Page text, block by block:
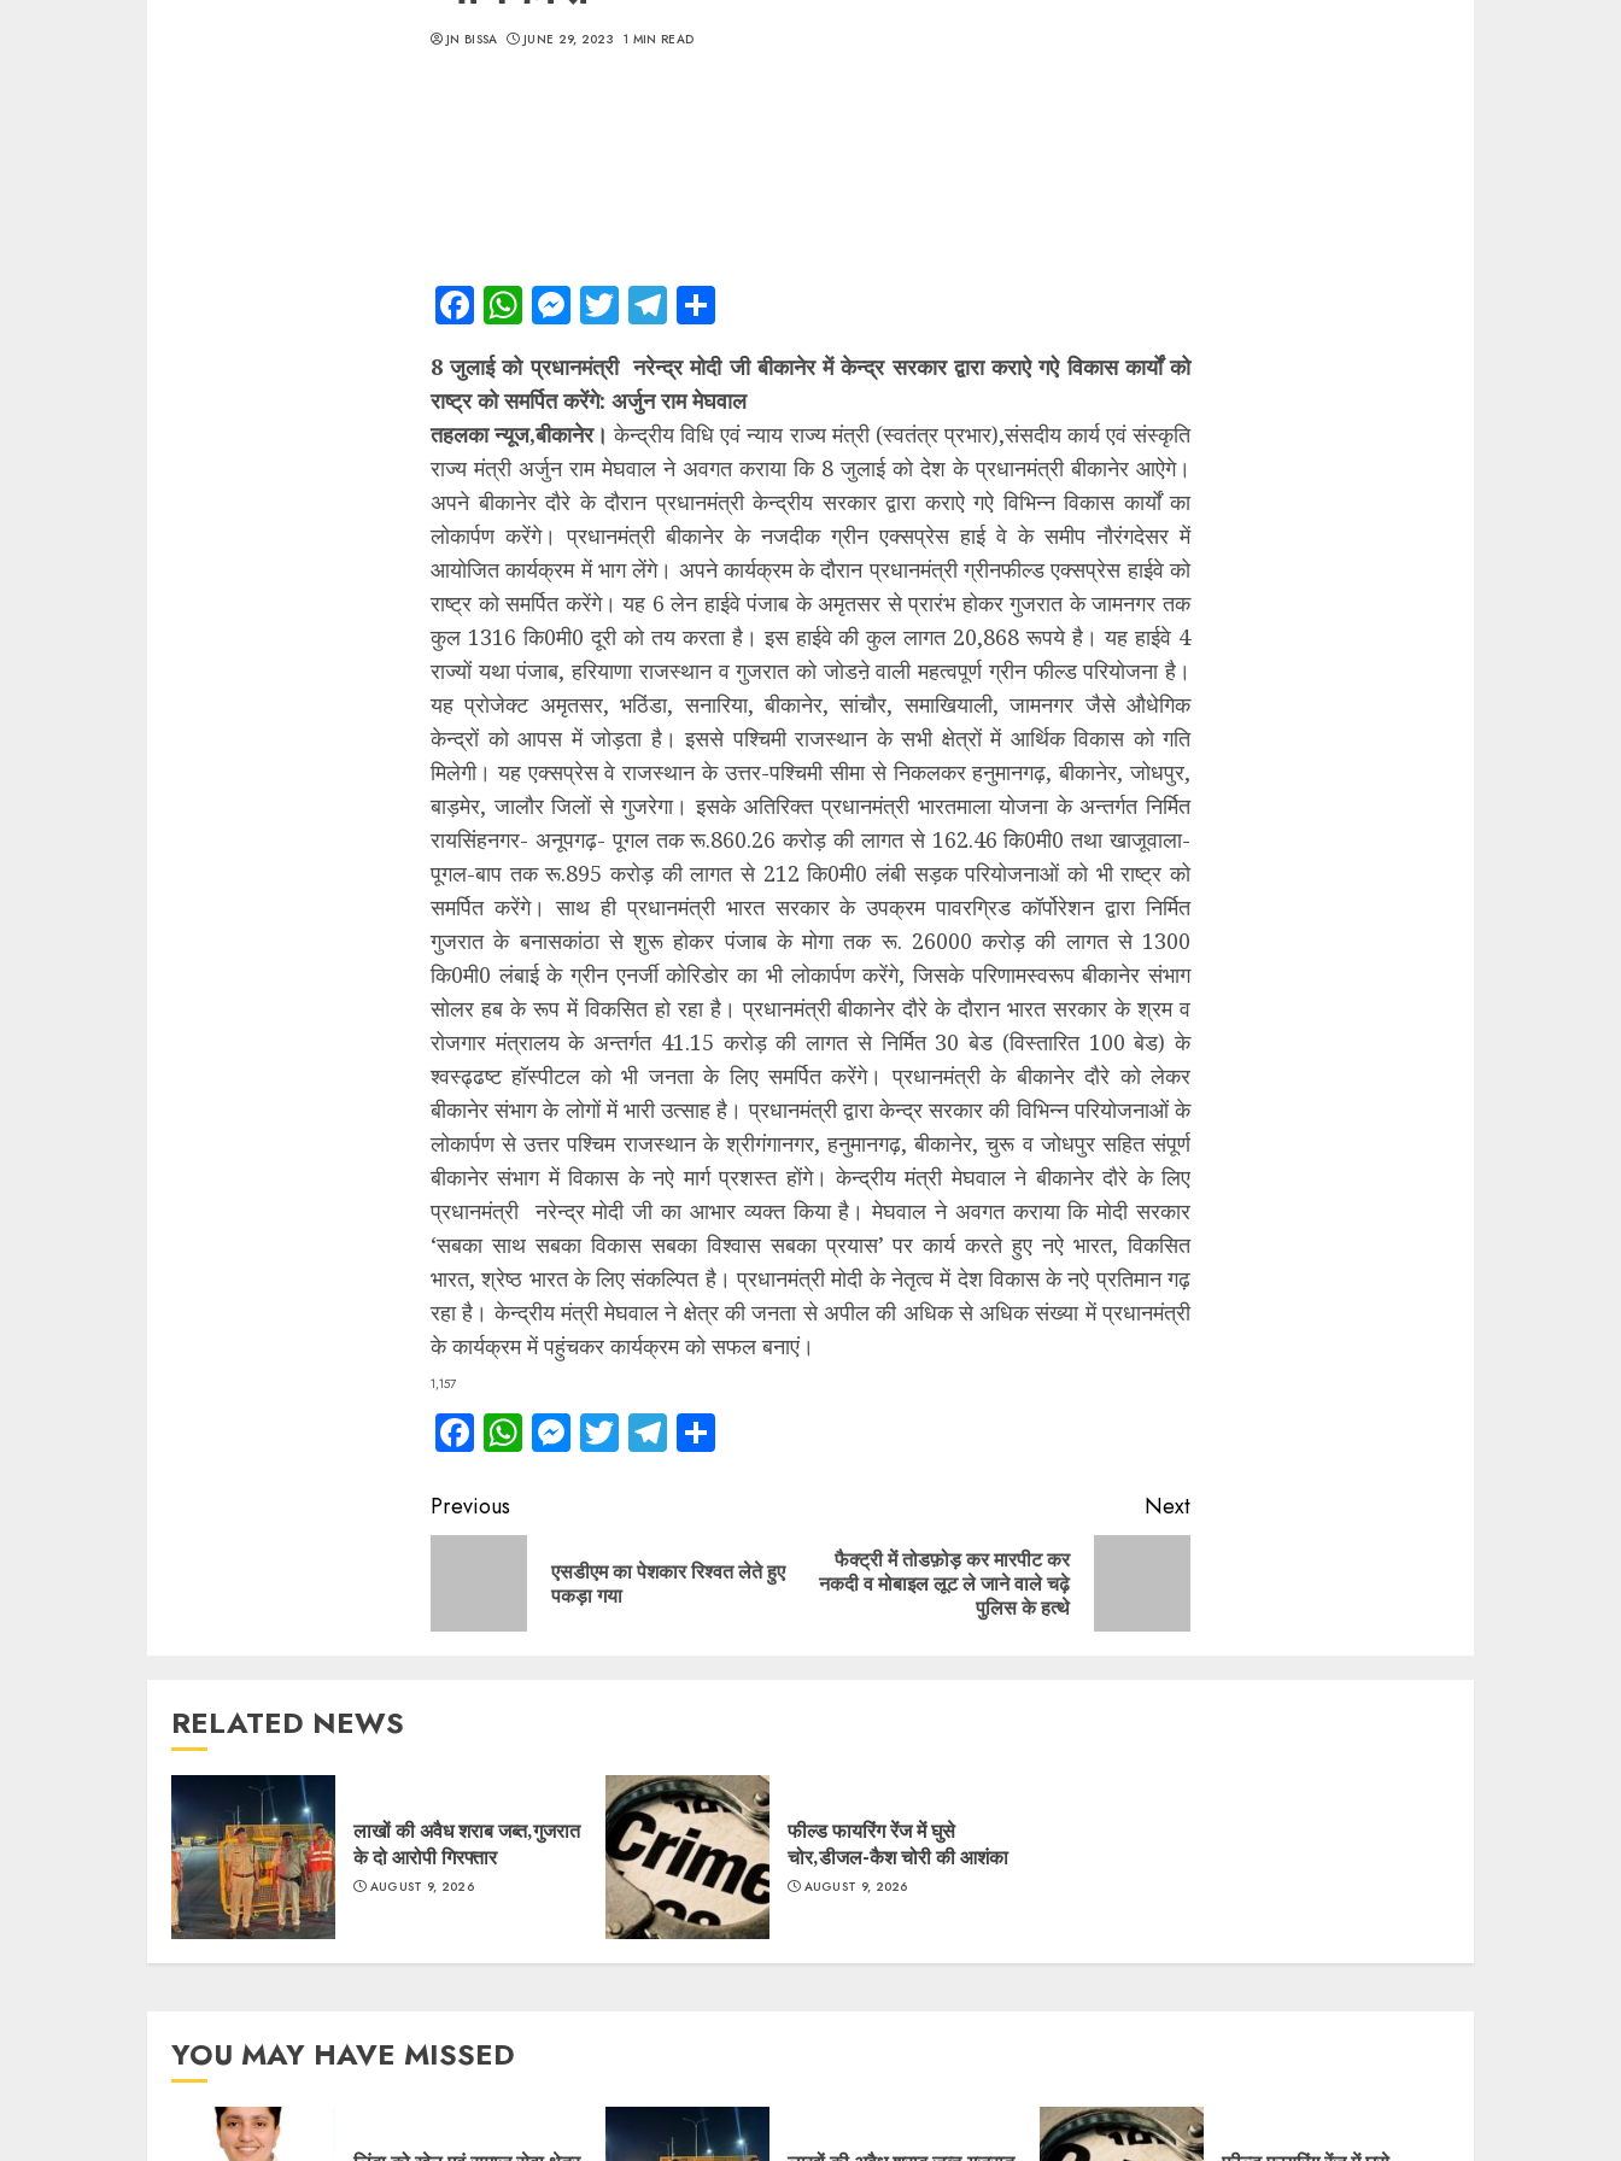
JN BISSA JUNE 29, 2023 1 MIN READ
Facebook
WhatsApp
Messenger
TwitterTelegram
8 जुलाई को प्रधानमंत्री नरेन्द्र मोदी जी बीकानेर में केन्द्र सरकार द्वारा कराऐ गऐ विकास कार्यों को
राष्ट्र को समर्पित करेंगे: अर्जुन राम मेघवाल
तहलका न्यूज,बीकानेर। केन्द्रीय विधि एवं न्याय राज्य मंत्री (स्वतंत्र प्रभार),संसदीय कार्य एवं संस्कृति
राज्य मंत्री अर्जुन राम मेघवाल ने अवगत कराया कि 8 जुलाई को देश के प्रधानमंत्री बीकानेर आऐगे।
अपने बीकानेर दौरे के दौरान प्रधानमंत्री केन्द्रीय सरकार द्वारा कराऐ गऐ विभिन्न विकास कार्यों का
लोकार्पण करेंगे। प्रधानमंत्री बीकानेर के नजदीक ग्रीन एक्सप्रेस हाई वे के समीप नौरंगदेसर में
आयोजित कार्यक्रम में भाग लेंगे। अपने कार्यक्रम के दौरान प्रधानमंत्री ग्रीनफील्ड एक्सप्रेस हाईवे को
राष्ट्र को समर्पित करेंगे। यह 6 लेन हाईवे पंजाब के अमृतसर से प्रारंभ होकर गुजरात के जामनगर तक
कुल 1316 कि0मी0 दूरी को तय करता है। इस हाईवे की कुल लागत 20,868 रूपये है। यह हाईवे 4
राज्यों यथा पंजाब, हरियाणा राजस्थान व गुजरात को जोडऩे वाली महत्वपूर्ण ग्रीन फील्ड परियोजना है।
यह प्रोजेक्ट अमृतसर, भठिंडा, सनारिया, बीकानेर, सांचौर, समाखियाली, जामनगर जैसे औधेगिक
केन्द्रों को आपस में जोड़ता है। इससे पश्चिमी राजस्थान के सभी क्षेत्रों में आर्थिक विकास को गति
मिलेगी। यह एक्सप्रेस वे राजस्थान के उत्तर-पश्चिमी सीमा से निकलकर हनुमानगढ़, बीकानेर, जोधपुर,
बाड़मेर, जालौर जिलों से गुजरेगा। इसके अतिरिक्त प्रधानमंत्री भारतमाला योजना के अन्तर्गत निर्मित
रायसिंहनगर- अनूपगढ़- पूगल तक रू.860.26 करोड़ की लागत से 162.46 कि0मी0 तथा खाजूवाला-
पूगल-बाप तक रू.895 करोड़ की लागत से 212 कि0मी0 लंबी सड़क परियोजनाओं को भी राष्ट्र को
समर्पित करेंगे। साथ ही प्रधानमंत्री भारत सरकार के उपक्रम पावरग्रिड कॉर्पोरेशन द्वारा निर्मित
गुजरात के बनासकांठा से शुरू होकर पंजाब के मोगा तक रू. 26000 करोड़ की लागत से 1300
कि0मी0 लंबाई के ग्रीन एनर्जी कोरिडोर का भी लोकार्पण करेंगे, जिसके परिणामस्वरूप बीकानेर संभाग
सोलर हब के रूप में विकसित हो रहा है। प्रधानमंत्री बीकानेर दौरे के दौरान भारत सरकार के श्रम व
रोजगार मंत्रालय के अन्तर्गत 41.15 करोड़ की लागत से निर्मित 30 बेड (विस्तारित 100 बेड) के
श्वस्ढ्ढष्ट हॉस्पीटल को भी जनता के लिए समर्पित करेंगे। प्रधानमंत्री के बीकानेर दौरे को लेकर
बीकानेर संभाग के लोगों में भारी उत्साह है। प्रधानमंत्री द्वारा केन्द्र सरकार की विभिन्न परियोजनाओं के
लोकार्पण से उत्तर पश्चिम राजस्थान के श्रीगंगानगर, हनुमानगढ़, बीकानेर, चुरू व जोधपुर सहित संपूर्ण
बीकानेर संभाग में विकास के नऐ मार्ग प्रशस्त होंगे। केन्द्रीय मंत्री मेघवाल ने बीकानेर दौरे के लिए
प्रधानमंत्री नरेन्द्र मोदी जी का आभार व्यक्त किया है। मेघवाल ने अवगत कराया कि मोदी सरकार
‘सबका साथ सबका विकास सबका विश्वास सबका प्रयास’ पर कार्य करते हुए नऐ भारत, विकसित
भारत, श्रेष्ठ भारत के लिए संकल्पित है। प्रधानमंत्री मोदी के नेतृत्व में देश विकास के नऐ प्रतिमान गढ़
रहा है। केन्द्रीय मंत्री मेघवाल ने क्षेत्र की जनता से अपील की अधिक से अधिक संख्या में प्रधानमंत्री
के कार्यक्रम में पहुंचकर कार्यक्रम को सफल बनाएं।
1,157
Facebook
WhatsApp
Messenger
TwitterTelegram
Continue
Reading
Previous
Previous
एसडीएम का पेशकार रिश्वत लेते हुए
पकड़ा गया
Next
Next
फैक्ट्री में तोडफ़ोड़ कर मारपीट कर
नकदी व मोबाइल लूट ले जाने वाले चढ़े
पुलिस के हत्थे
RELATED NEWS
लाखों की अवैध शराब जब्त,गुजरात
के दो आरोपी गिरफ्तार
AUGUST 9, 2026
फील्ड फायरिंग रेंज में घुसे
चोर,डीजल-कैश चोरी की आशंका
AUGUST 9, 2026
YOU MAY HAVE MISSED